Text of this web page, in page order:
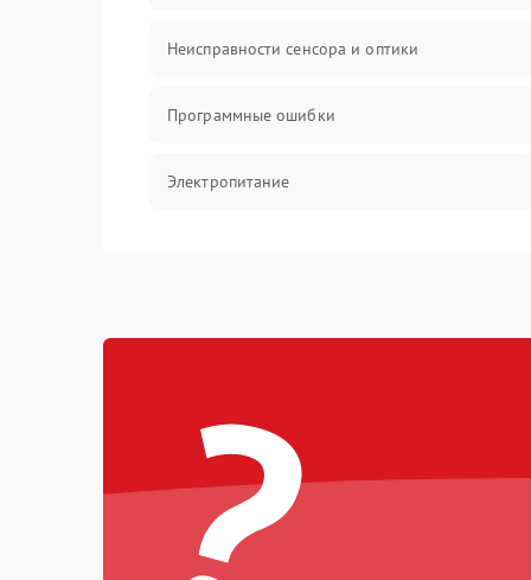
Неисправности сенсора и оптики
Программные ошибки
Электропитание
Температурные проблемы
Сбои коммуникаций и интерфейсов